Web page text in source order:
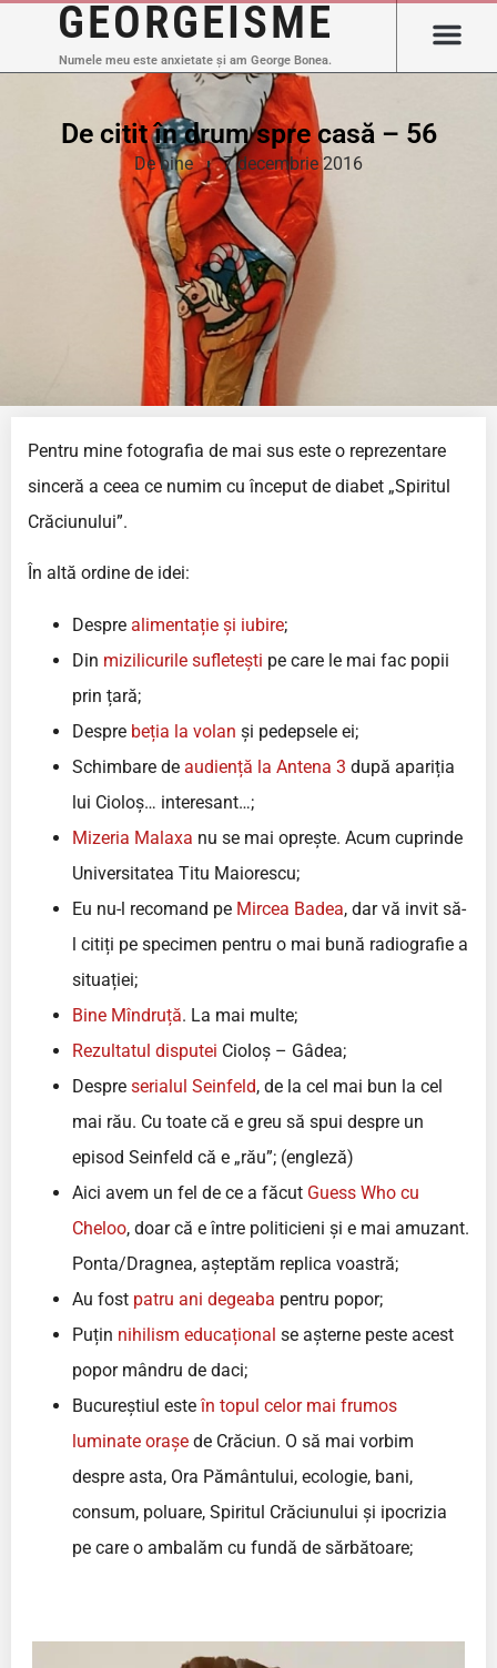
GEORGEISME
Numele meu este anxietate și am George Bonea.
De citit în drum spre casă – 56
De bine 7 decembrie 2016
Pentru mine fotografia de mai sus este o reprezentare
sinceră a ceea ce numim cu început de diabet „Spiritul
Crăciunului”.
În altă ordine de idei:
Despre alimentație și iubire;
Din mizilicurile sufletești pe care le mai fac popii
prin țară;
Despre beția la volan și pedepsele ei;
Schimbare de audiență la Antena 3 după apariția
lui Cioloș… interesant…;
Mizeria Malaxa nu se mai oprește. Acum cuprinde
Universitatea Titu Maiorescu;
Eu nu-l recomand pe Mircea Badea, dar vă invit să-
l citiți pe specimen pentru o mai bună radiografie a
situației;
Bine Mîndruță. La mai multe;
Rezultatul disputei Cioloș – Gâdea;
Despre serialul Seinfeld, de la cel mai bun la cel
mai rău. Cu toate că e greu să spui despre un
episod Seinfeld că e „rău”; (engleză)
Aici avem un fel de ce a făcut Guess Who cu
Cheloo, doar că e între politicieni și e mai amuzant.
Ponta/Dragnea, așteptăm replica voastră;
Au fost patru ani degeaba pentru popor;
Puțin nihilism educațional se așterne peste acest
popor mândru de daci;
Bucureștiul esteîn topul celor mai frumos
luminate orașe de Crăciun. O să mai vorbim
despre asta, Ora Pământului, ecologie, bani,
consum, poluare, Spiritul Crăciunului și ipocrizia
pe care o ambalăm cu fundă de sărbătoare;